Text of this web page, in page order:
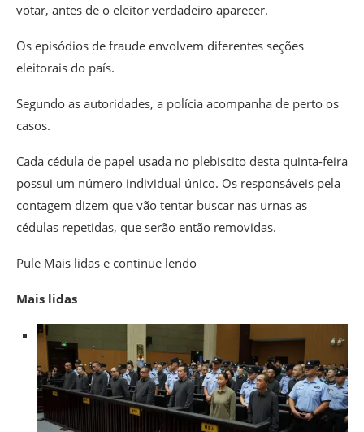
votar, antes de o eleitor verdadeiro aparecer.
Os episódios de fraude envolvem diferentes seções
eleitorais do país.
Segundo as autoridades, a polícia acompanha de perto os
casos.
Cada cédula de papel usada no plebiscito desta quinta-feira
possui um número individual único. Os responsáveis pela
contagem dizem que vão tentar buscar nas urnas as
cédulas repetidas, que serão então removidas.
Pule Mais lidas e continue lendo
Mais lidas